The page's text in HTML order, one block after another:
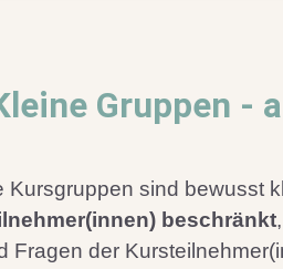
Gruppen -
Kursgruppen sind bewusst
beschränkt
Fragen der